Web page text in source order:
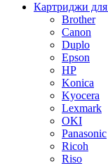
Картриджи
Brother
Canon
Duplo
Epson
HP
Konica
Kyocera
Lexmark
OKI
Panasonic
Ricoh
Riso